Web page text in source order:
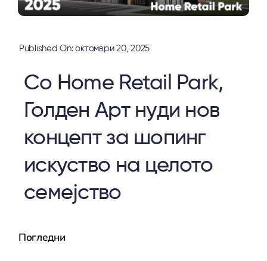
Published On: октомври 20, 2025
Со Home Retail Park,
Голден Арт нуди нов
концепт за шопинг
искуство на целото
семејство
Погледни